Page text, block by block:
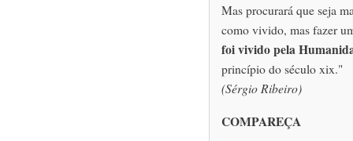
Mas procurará que seja
como vivido, mas fazer
foi vivido pela
princípio do século xix."
(Sérgio Ribeiro)
COMPAREÇA